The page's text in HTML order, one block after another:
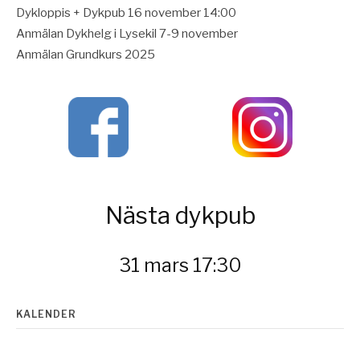
Dykloppis + Dykpub 16 november 14:00
Anmälan Dykhelg i Lysekil 7-9 november
Anmälan Grundkurs 2025
Nästa dykpub
31 mars 17:30
KALENDER